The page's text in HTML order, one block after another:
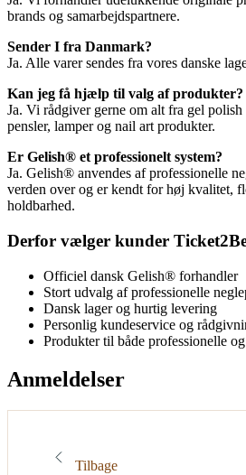
brands og samarbejdspartnere.
Sender I fra Danmark?
Ja. Alle varer sendes fra vores danske
Kan jeg få hjælp til valg af produkter?
Ja. Vi rådgiver gerne om alt fra gel
pensler, lamper og nail art produkter.
Er Gelish® et professionelt system?
Ja. Gelish® anvendes af professionelle
verden over og er kendt for høj kvalitet,
holdbarhed.
Derfor vælger kunder
Officiel dansk Gelish® forhandler
Stort udvalg af professionelle
Dansk lager og hurtig levering
Personlig kundeservice og
Produkter til både professionelle
Anmeldelser
Tilbage